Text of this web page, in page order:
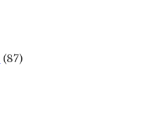
(87)